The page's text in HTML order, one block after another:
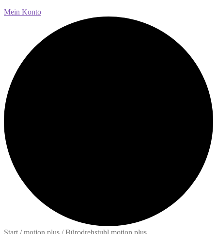
Mein Konto
Start /motion.plus /Bürodrehstuhl motion.plus